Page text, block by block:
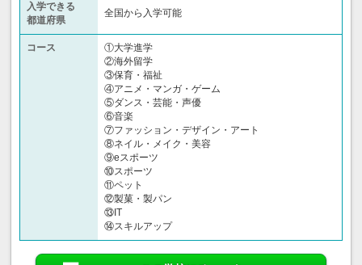
入学できる
都道府県
全国から入学可能
コース
①大学進学
②海外留学
③保育・福祉
④アニメ・マンガ・ゲーム
⑤ダンス・芸能・声優
⑥音楽
⑦ファッション・デザイン・アート
⑧ネイル・メイク・美容
⑨eスポーツ
⑩スポーツ
⑪ペット
⑫製菓・製パン
⑬IT
⑭スキルアップ